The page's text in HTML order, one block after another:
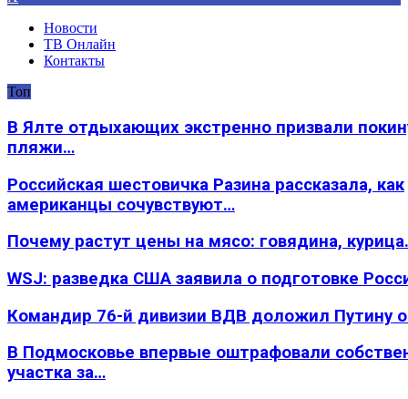
Новости
ТВ Онлайн
Контакты
Топ
В Ялте отдыхающих экстренно призвали
пляжи…
Российская шестовичка Разина рассказала, как
американцы сочувствуют…
Почему растут цены на мясо: говядина,
WSJ: разведка США заявила о подготовке
Командир 76-й дивизии ВДВ доложил Путину
В Подмосковье впервые оштрафовали
участка за…